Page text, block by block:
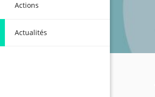
Actions
Actualités